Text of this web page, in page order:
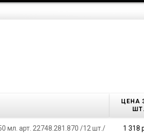
ЦЕНА
ШТ.
мл. арт. 22748.281.870 /12 шт./ 1 318